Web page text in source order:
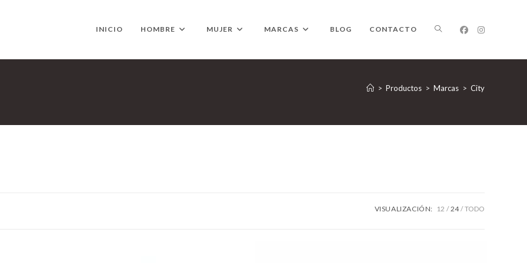
INICIO HOMBRE MUJER MARCAS BLOG CONTACTO ALTERNAR
BÚSQUEDA
LA
> Productos > Marcas > City
VISUALIZACIÓN: 12 24 TODO